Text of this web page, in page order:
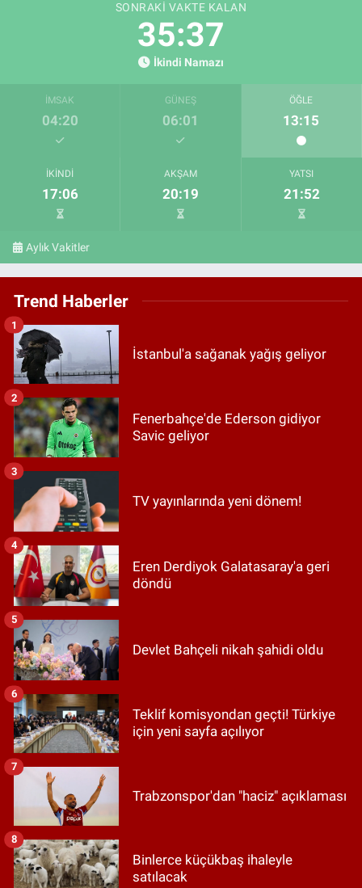
SONRAKI VAKTE KALAN
35:36
İkindi Namazı
İMSAK
04:20
GÜNEŞ
06:01
ÖĞLE
13:15
İKINDI
17:06
AKŞAM
20:19
YATSI
21:52
Aylık Vakitler
Trend Haberler
İstanbul'a sağanak yağış geliyor
1
Fenerbahçe'de Ederson gidiyor
Savic geliyor
2
TV yayınlarında yeni dönem!
3
Eren Derdiyok Galatasaray'a geri
döndü
4
Devlet Bahçeli nikah şahidi oldu
5
Teklif komisyondan geçti! Türkiye
için yeni sayfa açılıyor
6
Trabzonspor'dan "haciz" açıklaması
7
Binlerce küçükbaş ihaleyle
satılacak
8